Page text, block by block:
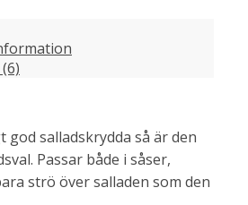
god salladskrydda så är den
Passar både i såser,
strö över salladen som den